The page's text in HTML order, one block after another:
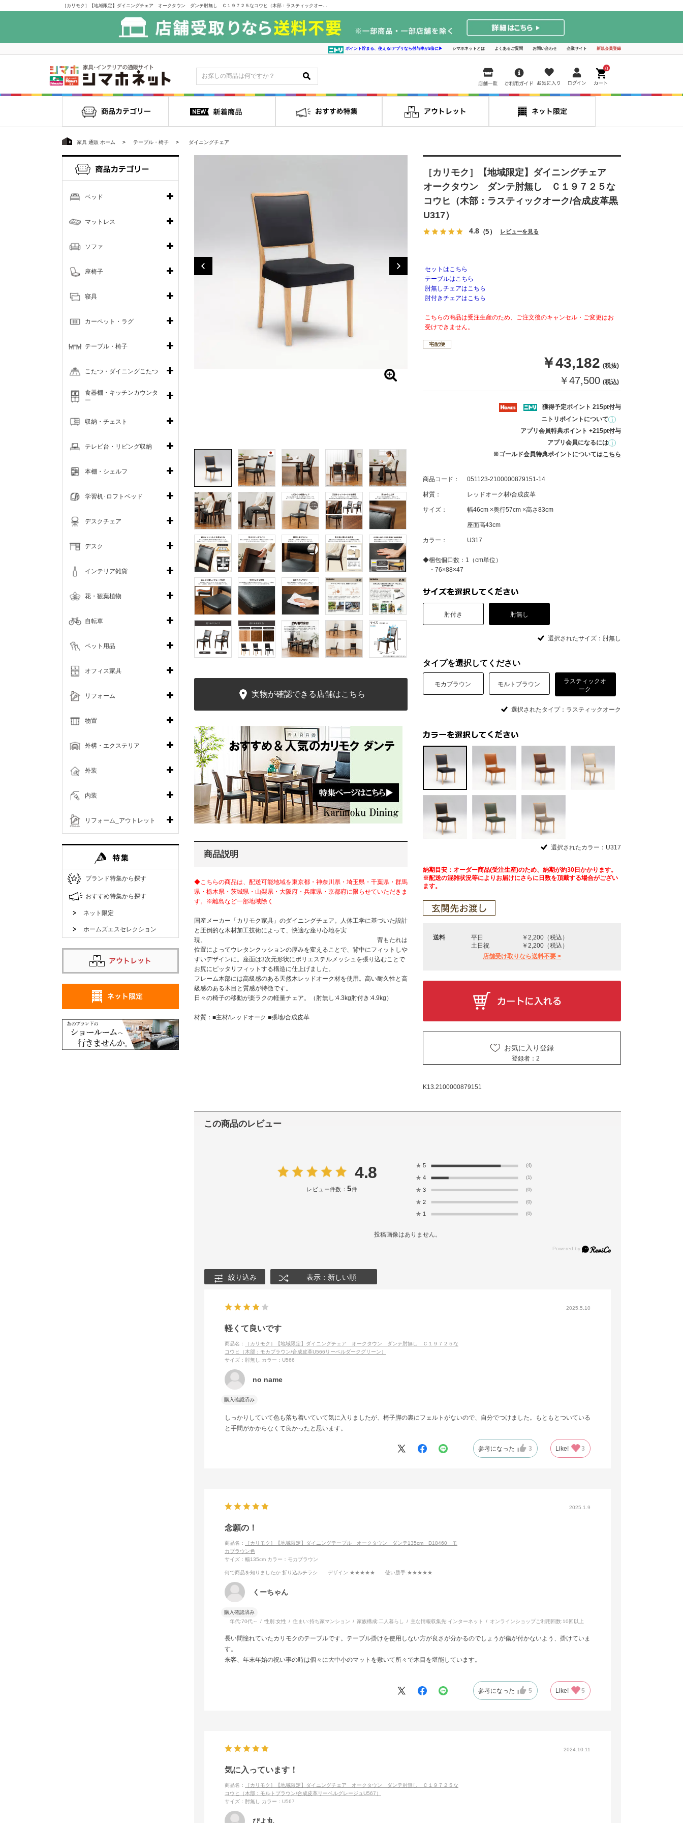
［カリモク］【地域限定】ダイニングチェア オークタウン ダンテ肘無し Ｃ１９７２５なコウヒ（木部：ラスティックオーク/合成皮革黒U317）｜インテリアの島忠・ホームズ家具販売通販サイト シマホネット
ポイント貯まる、使える!アプリなら付与率が2倍に▶ シマホネットとは よくあるご質問 お問い合わせ 企業サイト 新規会員登録
0
家具 通販 ホーム テーブル・椅子 ダイニングチェア
実物が確認できる店舗はこちら
商品説明
◆こちらの商品は、配送可能地域を東京都・神奈川県・埼玉県・千葉県・群馬
県・栃木県・茨城県・山梨県・大阪府・兵庫県・京都府に限らせていただきま
す。※離島など一部地域除く
国産メーカー「カリモク家具」のダイニングチェア。人体工学に基づいた設計
と圧倒的な木材加工技術によって、快適な座り心地を実
現。 背もたれは
位置によってウレタンクッションの厚みを変えることで、背中にフィットしや
すいデザインに。座面は3次元形状にポリエステルメッシュを張り込むことで
お尻にピッタリフィットする構造に仕上げました。
フレーム木部には高級感のある天然木レッドオーク材を使用。高い耐久性と高
級感のある木目と質感が特徴です。
日々の椅子の移動が楽ラクの軽量チェア。（肘無し:4.3kg肘付き:4.9kg）
材質：■主材/レッドオーク ■張地/合成皮革
［カリモク］【地域限定】ダイニングチェア
オークタウン ダンテ肘無し Ｃ１９７２５な
コウヒ（木部：ラスティックオーク/合成皮革黒
U317）
4.8（5） レビューを見る
セットはこちら
テーブルはこちら
肘無しチェアはこちら
肘付きチェアはこちら
こちらの商品は受注生産のため、ご注文後のキャンセル・ご変更はお
受けできません。
￥43,182 (税抜)
￥47,500 (税込)
獲得予定ポイント 215pt付与
ニトリポイントについて
アプリ会員特典ポイント +215pt付与
アプリ会員になるには
※ゴールド会員特典ポイントについてはこちら
商品コード： 051123-2100000879151-14
材質： レッドオーク材/合成皮革
サイズ： 幅46cm ×奥行57cm ×高さ83cm
座面高43cm
カラー： U317
◆梱包個口数：1（cm単位）
・76×88×47
肘付き 肘無し
選択されたサイズ：肘無し
タイプを選択してください
モカブラウン モルトブラウン
ラスティックオ
ーク
選択されたタイプ：ラスティックオーク
選択されたカラー：U317
納期目安：オーダー商品(受注生産)のため、納期が約30日かかります。
※配送の混雑状況等によりお届けにさらに日数を頂戴する場合がござい
ます。
送料 平日
￥2,200（税込）
土日祝
￥2,200（税込）
店舗受け取りなら送料不要 >
お気に入り登録
登録者： 2
K13.2100000879151
この商品のレビュー
4.8
レビュー件数：5件
★ 5 (4)
★ 4 (1)
★ 3 (0)
★ 2 (0)
★ 1 (0)
投稿画像はありません。
絞り込み 表示：新しい順
2025.5.10
軽くて良いです
商品名：
［カリモク］【地域限定】ダイニングチェア オークタウン ダンテ肘無し Ｃ１９７２５な
コウヒ（木部：モカブラウン/合成皮革U566リーベルダークグリーン）
サイズ：肘無し
カラー：U566
no name
購入確認済み
しっかりしていて色も落ち着いていて気に入りましたが、椅子脚の裏にフェルトがないので、自分でつけました。もともとついている
と手間がかからなくて良かったと思います。
参考になった 3 Like! 3
2025.1.9
念願の！
商品名：
［カリモク］【地域限定】ダイニングテーブル オークタウン ダンテ135cm D18460 モ
カブラウン色
サイズ：幅135cm カラー：モカブラウン
何で商品を知りましたか:折り込みチラシ デザイン:★★★★★ 使い勝手:★★★★★
くーちゃん
購入確認済み
年代:70代～ 性別:女性 住まい:持ち家マンション 家族構成:二人暮らし 主な情報収集先:インターネット オンラインショップご利用回数:10回以上
長い間憧れていたカリモクのテーブルです。テーブル掛けを使用しない方が良さが分かるのでしょうが傷が付かないよう、掛けていま
す。
来客、年末年始の祝い事の時は個々に大中小のマットを敷いて所々で木目を堪能しています。
参考になった 5 Like! 5
2024.10.11
気に入っています！
商品名：
［カリモク］【地域限定】ダイニングチェア オークタウン ダンテ肘無し Ｃ１９７２５な
コウヒ（木部：モルトブラウン/合成皮革リーベルグレージュU567）
サイズ：肘無し
カラー：U567
ぴよ丸
ベッド
マットレス
ソファ
寝具
座椅子
カーペット・ラグ
テーブル・椅子
こたつ・ダイニングこたつ
食器棚・キッチンカウンタ
ー
収納・チェスト
テレビ台・リビング収納
本棚・シェルフ
学習机･ロフトベッド
デスクチェア
デスク
インテリア雑貨
花・観葉植物
自転車
ペット用品
オフィス家具
リフォーム
リフォーム_アウトレット
物置
外構・エクステリア
外装
内装
ブランド特集から探す
おすすめ特集から探す
ネット限定
ホームズエスセレクション